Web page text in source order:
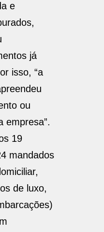
e
já
isso, “a
ou
empresa”.
19
mandados
de luxo,